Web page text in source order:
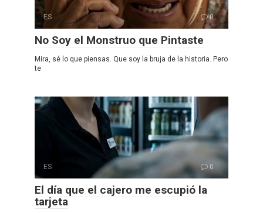
ES 0
No Soy el Monstruo que Pintaste
Mira, sé lo que piensas. Que soy la bruja de la historia. Pero
te
ES 0
El día que el cajero me escupió la
tarjeta